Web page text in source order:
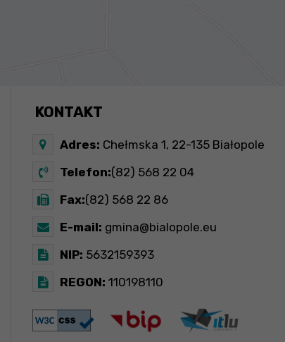
KONTAKT
Adres: Chełmska 1, 22-135 Białopole
Telefon:(82) 568 22 04
Fax:(82) 568 22 86
E-mail: gmina@bialopole.eu
NIP: 5632159393
REGON: 110198110